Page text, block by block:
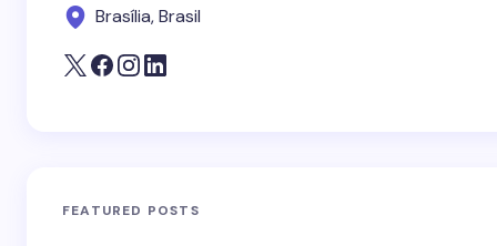
Brasília, Brasil
FEATURED POSTS